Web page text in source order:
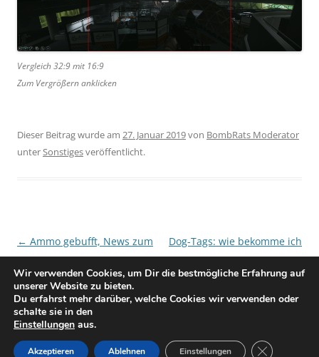
Vergleich 32:9 mit 16:9
Zum Vergrößern anklicken
Dieser Beitrag wurde am 27. Januar 2019von BombRats Moderator
unterSonstigesveröffentlicht.
Beitragsnavigation
← Ammo gebufft, News zum
nächsten Patch
Dog-Tags: wie bekomme ich
am Meisten Geld?→
Datenschutzerklärung Stolz präsentiert von WordPress
Wir verwenden Cookies, um Dir die bestmögliche Erfahrung auf
unserer Website zu bieten.
Du erfahrst mehr darüber, welche Cookies wir verwenden oder
schalte sie in den
Einstellungen aus.
Akzeptieren Ablehnen Einstellungen GDPR